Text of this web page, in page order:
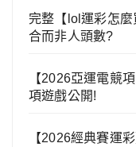
完整【lol運彩怎麼
合而非人頭數?
【2026亞運電競
項遊戲公開!
【2026經典賽運